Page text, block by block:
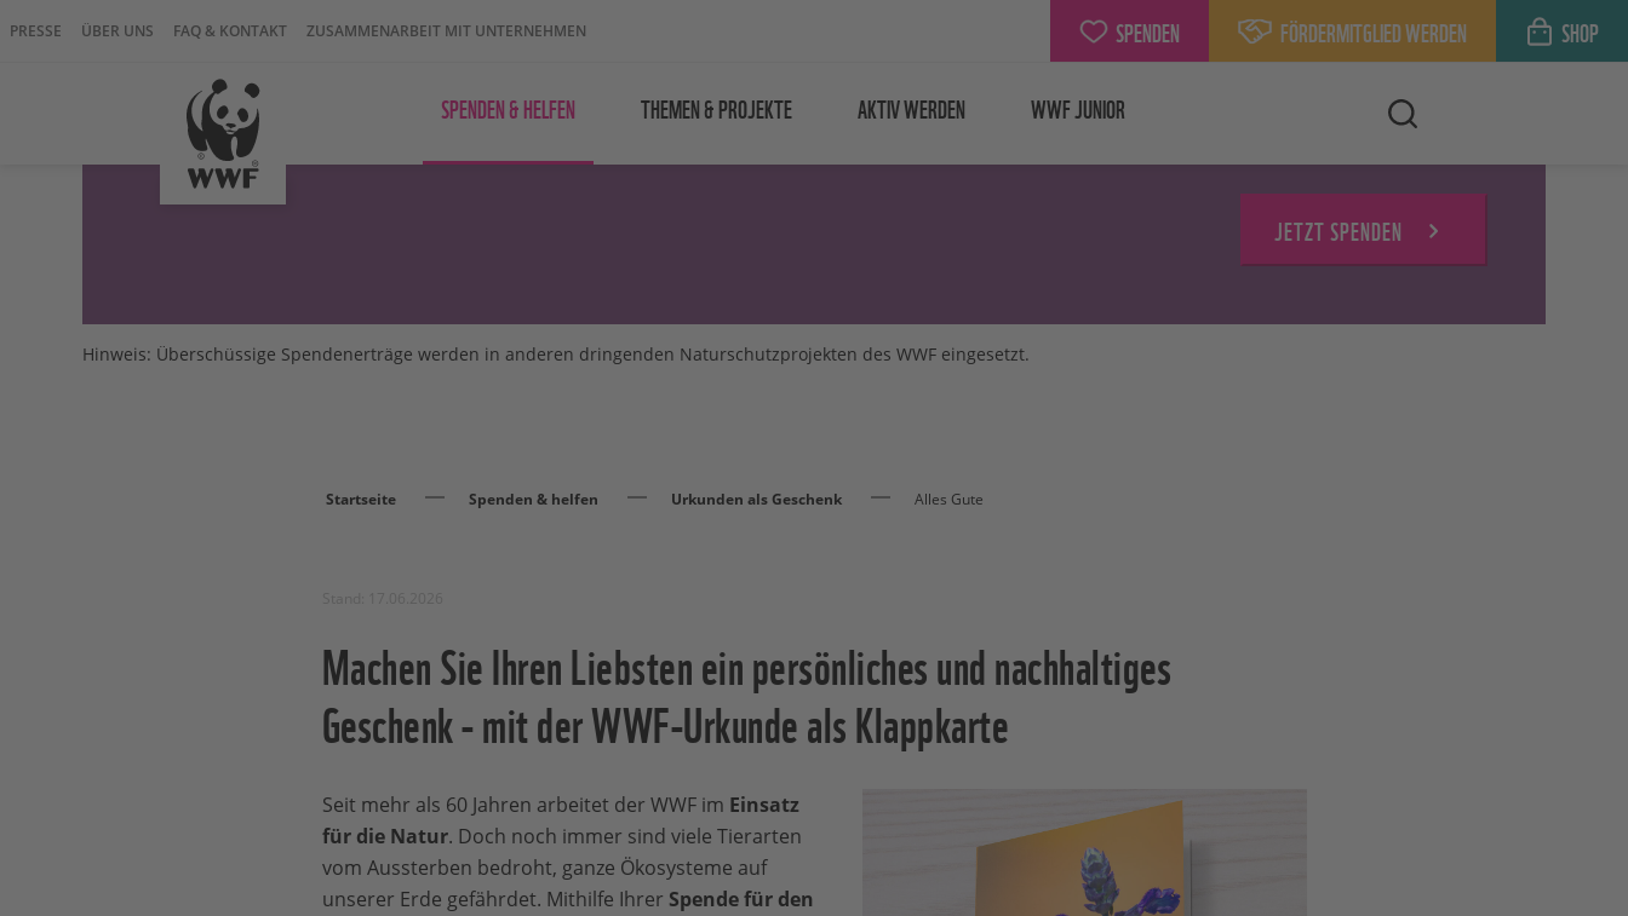
PRESSE ÜBER UNS FAQ & KONTAKT ZUSAMMENARBEIT MIT UNTERNEHMEN SPENDEN FÖRDERMITGLIED WERDEN SHOP
SPENDEN & HELFEN THEMEN & PROJEKTE AKTIV WERDEN WWF JUNIOR
JETZT SPENDEN
Hinweis: Überschüssige Spendenerträge werden in anderen dringenden Naturschutzprojekten des WWF eingesetzt.
Startseite Spenden & helfen Urkunden als Geschenk Alles Gute
Machen Sie Ihren Liebsten ein persönliches und nachhaltiges
Geschenk - mit der WWF-Urkunde als Klappkarte
Seit mehr als 60 Jahren arbeitet der WWF im Einsatz
für die Natur. Doch noch immer sind viele Tierarten
vom Aussterben bedroht, ganze Ökosysteme auf
unserer Erde gefährdet. Mithilfe Ihrer Spende für den